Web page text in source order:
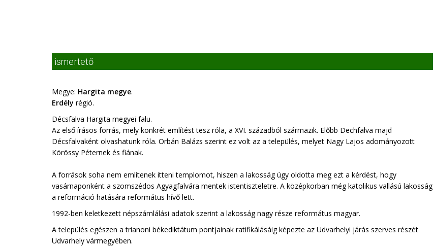
ismertető
Megye: Hargita megye.
Erdély régió.
Décsfalva Hargita megyei falu.
Az első írásos forrás, mely konkrét említést tesz róla, a XVI. századból származik. Előbb Dechfalva majd
Décsfalvaként olvashatunk róla. Orbán Balázs szerint ez volt az a település, melyet Nagy Lajos adományozott
Körössy Péternek és fiának.
A források soha nem említenek itteni templomot, hiszen a lakosság úgy oldotta meg ezt a kérdést, hogy
vasárnaponként a szomszédos Agyagfalvára mentek istentiszteletre. A középkorban még katolikus vallású lakosság
a reformáció hatására református hívő lett.
1992-ben keletkezett népszámlálási adatok szerint a lakosság nagy része református magyar.
A település egészen a trianoni békediktátum pontjainak ratifikálásáig képezte az Udvarhelyi járás szerves részét
Udvarhely vármegyében.